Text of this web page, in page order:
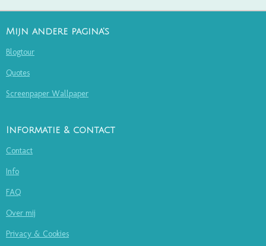
Mijn andere pagina's
Blogtour
Quotes
Screenpaper Wallpaper
Informatie & contact
Contact
Info
FAQ
Over mij
Privacy & Cookies